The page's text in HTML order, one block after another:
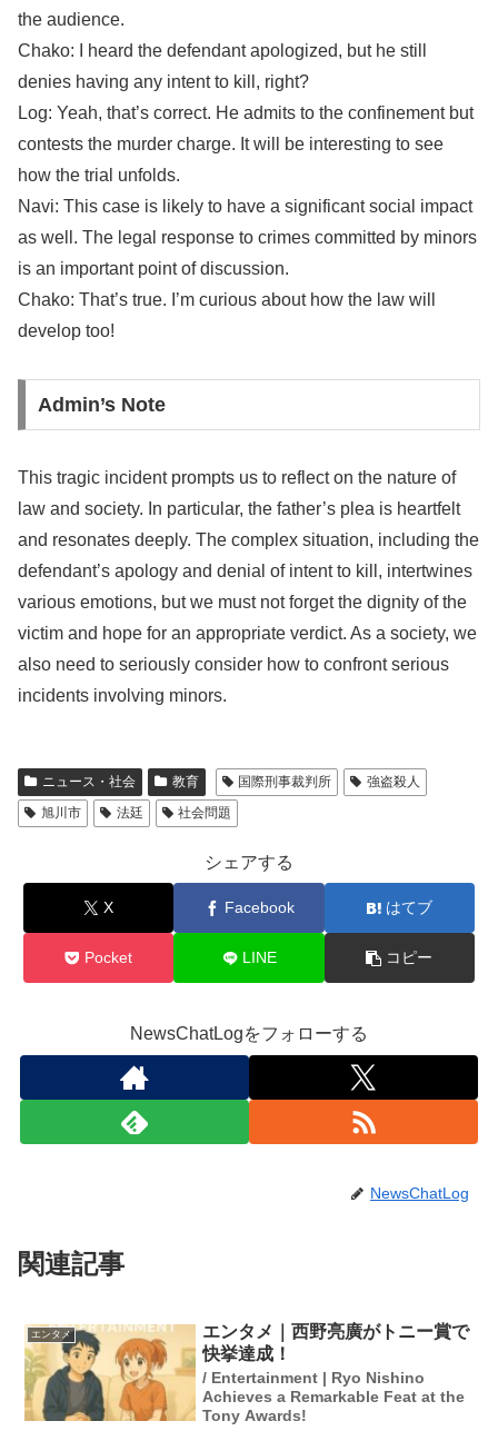
the audience.
Chako: I heard the defendant apologized, but he still
denies having any intent to kill, right?
Log: Yeah, that’s correct. He admits to the confinement but
contests the murder charge. It will be interesting to see
how the trial unfolds.
Navi: This case is likely to have a significant social impact
as well. The legal response to crimes committed by minors
is an important point of discussion.
Chako: That’s true. I’m curious about how the law will
develop too!
Admin’s Note
This tragic incident prompts us to reflect on the nature of
law and society. In particular, the father’s plea is heartfelt
and resonates deeply. The complex situation, including the
defendant’s apology and denial of intent to kill, intertwines
various emotions, but we must not forget the dignity of the
victim and hope for an appropriate verdict. As a society, we
also need to seriously consider how to confront serious
incidents involving minors.
ニュース・社会 教育 国際刑事裁判所
強盗殺人
旭川市
法廷 社会問題
シェアする
X Facebook はてブ
Pocket LINE コピー
NewsChatLogをフォローする
NewsChatLog
関連記事
エンタメ
エンタメ｜西野亮廣がトニー賞で
快挙達成！
/ Entertainment | Ryo Nishino
Achieves a Remarkable Feat at the
Tony Awards!